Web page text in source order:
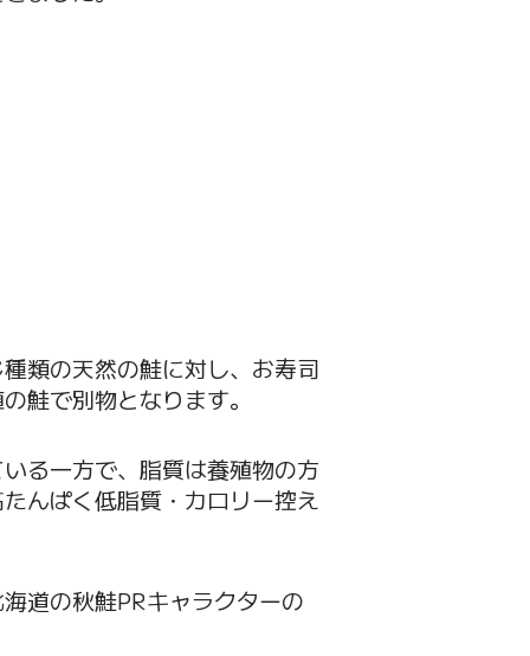
類の天然の鮭に対し、お寿司
鮭で別物となります。
る一方で、脂質は養殖物の方
んぱく低脂質・カロリー控え
道の秋鮭PRキャラクターの